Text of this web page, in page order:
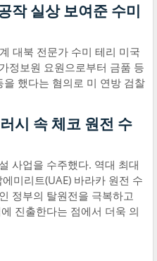
작 실상 보여준 수미
대북 전문가 수미 테리 미국
정보원 요원으로부터 금품 등
했다는 혐의로 미 연방 검찰
시 속 체코 원전 수
사업을 수주했다. 역대 최대
미리트(UAE) 바라카 원전 수
정부의 탈원전을 극복하고
진출한다는 점에서 더욱 의